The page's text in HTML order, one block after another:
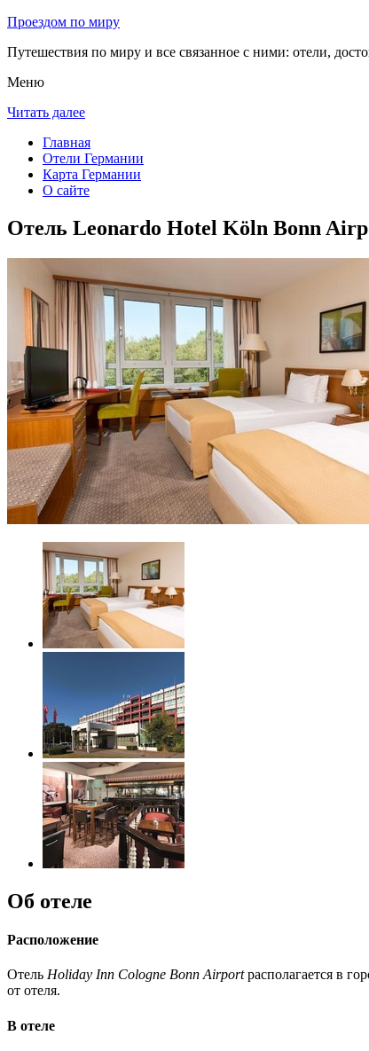
Проездом по миру
Путешествия по миру и все связанное с ними: отели,
Меню
Читать далее
Главная
Отели Германии
Карта Германии
О сайте
Отель Leonardo Hotel Köln Bonn
Об отеле
Расположение
Отель Holiday Inn Cologne Bonn Airportрасполагается в
от отеля.
В отеле